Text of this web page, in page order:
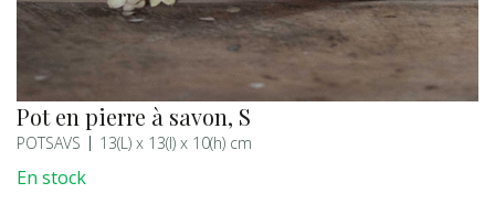
Pot en pierre à savon, S
POTSAVS 13(L) x 13(l) x 10(h) cm
En stock